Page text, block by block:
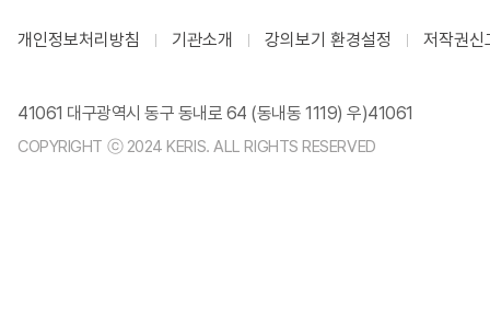
개인정보처리방침 기관소개 강의보기 환경설정 저작권신
41061 대구광역시 동구 동내로 64 (동내동 1119) 우)41061
COPYRIGHT ⓒ 2024 KERIS. ALL RIGHTS RESERVED